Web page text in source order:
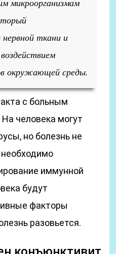
микроорганизмам
ткани и
окружающей среды.
с больным
человека могут
но болезнь не
необходимо
иммунной
будут
факторы
разовьется.